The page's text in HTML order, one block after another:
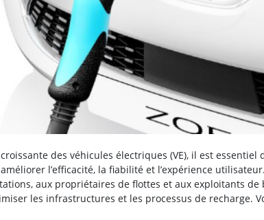
des véhicules électriques (VE), il est essentiel
améliorer l’efficacité, la fiabilité et l’expérience
aux propriétaires de flottes et aux exploitants
les infrastructures et les processus de recharge.